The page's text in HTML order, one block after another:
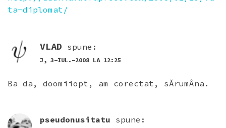
ta-diplomat/
VLAD spune:
J, 3-IUL.-2008 LA 12:25
Ba da, doomiiopt, am corectat, sĂrumÂna.
pseudonusitatu spune: